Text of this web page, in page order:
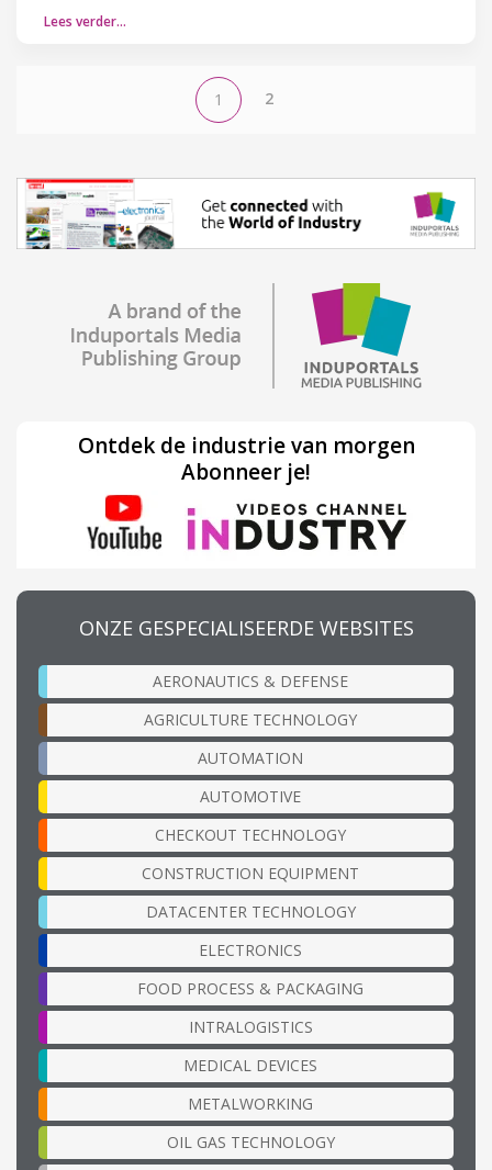
Lees verder…
1 2
Ontdek de industrie van morgen
Abonneer je!
ONZE GESPECIALISEERDE WEBSITES
AERONAUTICS & DEFENSE
AGRICULTURE TECHNOLOGY
AUTOMATION
AUTOMOTIVE
CHECKOUT TECHNOLOGY
CONSTRUCTION EQUIPMENT
DATACENTER TECHNOLOGY
ELECTRONICS
FOOD PROCESS & PACKAGING
INTRALOGISTICS
MEDICAL DEVICES
METALWORKING
OIL GAS TECHNOLOGY